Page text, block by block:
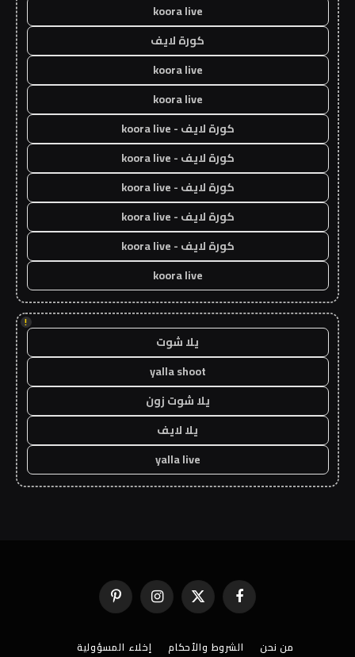
koora live
كورة لايف
koora live
koora live
كورة لايف - koora live
كورة لايف - koora live
كورة لايف - koora live
كورة لايف - koora live
كورة لايف - koora live
koora live
!
يلا شوت
yalla shoot
يلا شوت زون
يلا لايف
yalla live
فيسبوك X
(Twitter)
الانستغرامبينتيريست
من نحن الشروط والأحكام إخلاء المسؤولية